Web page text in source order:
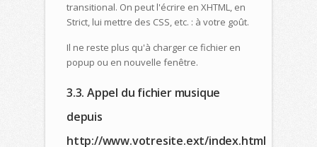
transitional. On peut l'écrire en XHTML, en
Strict, lui mettre des CSS, etc. : à votre goût.
Il ne reste plus qu'à charger ce fichier en
popup ou en nouvelle fenêtre.
3.3. Appel du fichier musique
depuis
http://www.votresite.ext/index.html